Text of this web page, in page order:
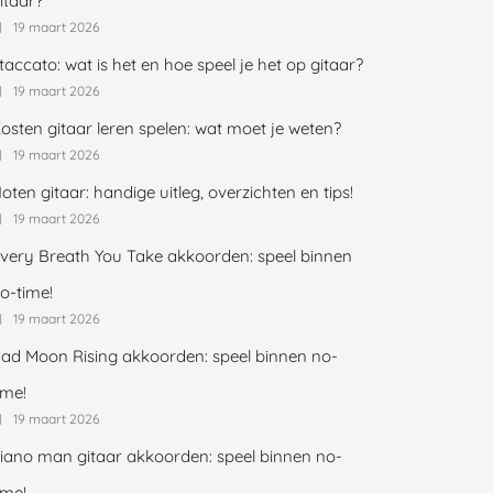
19 maart 2026
wat is het en hoe speel je het op gitaar?
19 maart 2026
gitaar leren spelen: wat moet je weten?
19 maart 2026
gitaar: handige uitleg, overzichten en tips!
19 maart 2026
Breath You Take akkoorden: speel binnen
time!
19 maart 2026
Moon Rising akkoorden: speel binnen no-
19 maart 2026
man gitaar akkoorden: speel binnen no-